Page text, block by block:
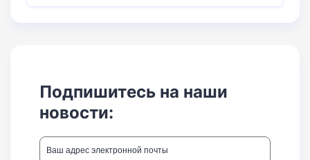
Подпишитесь на наши
новости: